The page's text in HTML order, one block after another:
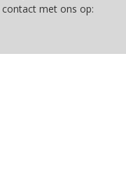
met ons op: